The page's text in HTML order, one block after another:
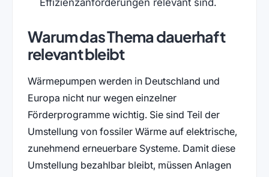
Effizienzanforderungen relevant sind.
Warum das Thema dauerhaft
relevant bleibt
Wärmepumpen werden in Deutschland und
Europa nicht nur wegen einzelner
Förderprogramme wichtig. Sie sind Teil der
Umstellung von fossiler Wärme auf elektrische,
zunehmend erneuerbare Systeme. Damit diese
Umstellung bezahlbar bleibt, müssen Anlagen